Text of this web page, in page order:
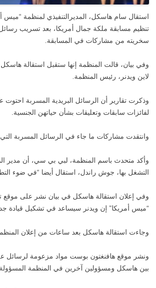
استقال سام هاسكل، المديرالتنفيذي لمنظمة “ميس
تنظيم مسابقة ملكة جمال أمريكا، بعد تسريب رسائل
سخريته من مشاركات في المسابقة.
وفي بيان، قالت المنظمة إنها ستقبل استقالة
لاين ويدنر، رئيس المنظمة.
وذكرت تقارير أن الرسائل البريدية المسربة احتوت
لفائزات سابقات وتعليقات بشأن حياتهن الجنسية.
وانتقدت مشاركات ما جاء في الرسائل المسربة التي
وأكد متحدث باسم المنظمة، لبي بي سي، أن مدير
التشغل بها، جوش راندل، استقال أيضا “في ضوء
وفي إعلان استقالة هاسكل في بيان نشر على موقع
“ميس أمريكا” إن ويدنر سيساعد في تشكيل قيادة
وجاءت استقالة هاسكل بعد ساعات من إعلان
ونشر موقع هافنغتون بوست مواد مزعومة لرسائل
بين هاسكل ومسؤولين آخرين في المنظمة